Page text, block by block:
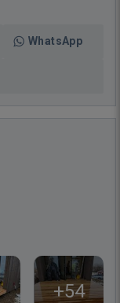
WhatsApp
+54